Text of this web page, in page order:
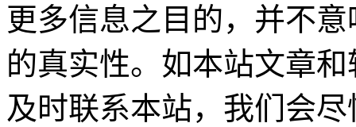
更多信息之目的，并不
的真实性。如本站文章
及时联系本站，我们会